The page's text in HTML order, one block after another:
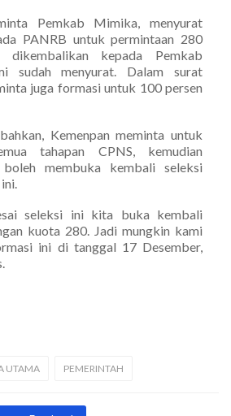
Pemkab Mimika, menyurat
PANRB untuk permintaan 280
kepada Pemkab
sudah menyurat. Dalam surat
juga formasi untuk 100 persen
Kemenpan meminta untuk
tahapan CPNS, kemudian
membuka kembali seleksi
seleksi ini kita buka kembali
kuota 280. Jadi mungkin kami
ini di tanggal 17 Desember,
UTAMA PEMERINTAH